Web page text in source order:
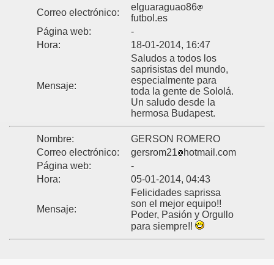
Correo electrónico:
elguaraguao86
futbol.es
Página web:
-
Hora:
18-01-2014, 16:47
Mensaje:
Saludos a todos los
saprisistas del mundo,
especialmente para
toda la gente de Sololá.
Un saludo desde la
hermosa Budapest.
Nombre:
GERSON ROMERO
Correo electrónico:
gersrom21
hotmail.com
Página web:
-
Hora:
05-01-2014, 04:43
Mensaje:
Felicidades saprissa
son el mejor equipo!!
Poder, Pasión y Orgullo
para siempre!!